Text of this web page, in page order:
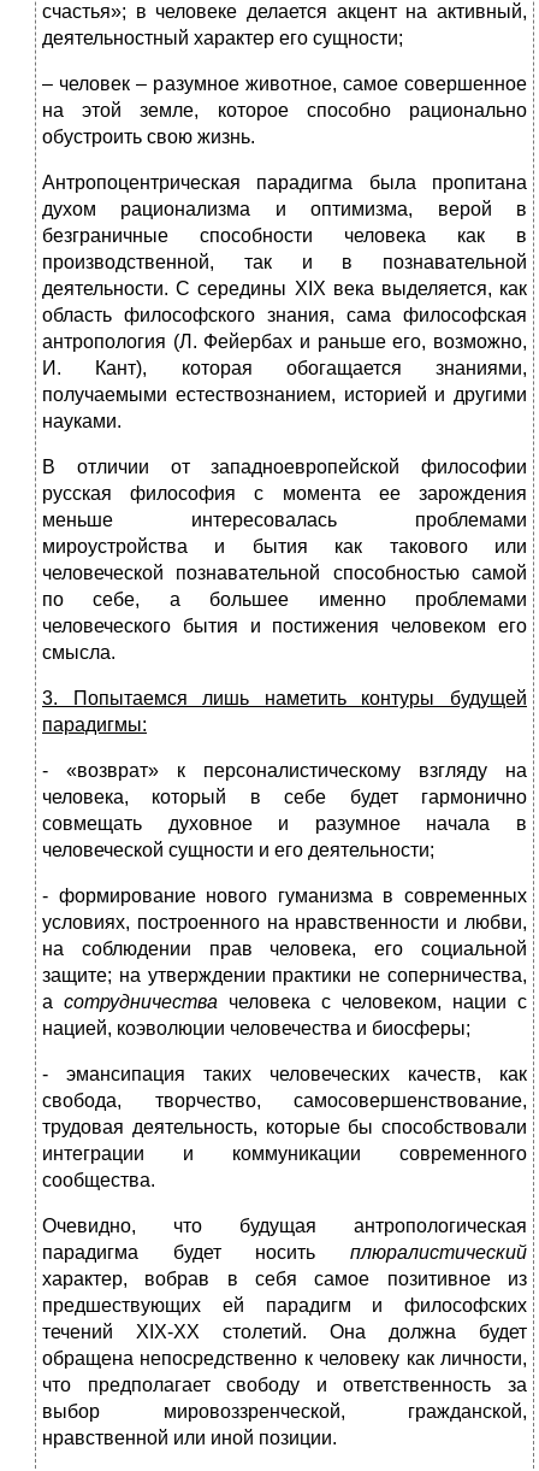
счастья»; в человеке делается акцент на активный,
деятельностный характер его сущности;
– человек – разумное животное, самое совершенное
на этой земле, которое способно рационально
обустроить свою жизнь.
Антропоцентрическая парадигма была пропитана
духом рационализма и оптимизма, верой в
безграничные способности человека как в
производственной, так и в познавательной
деятельности. С середины XIX века выделяется, как
область философского знания, сама философская
антропология (Л. Фейербах и раньше его, возможно,
И. Кант), которая обогащается знаниями,
получаемыми естествознанием, историей и другими
науками.
В отличии от западноевропейской философии
русская философия с момента ее зарождения
меньше интересовалась проблемами
мироустройства и бытия как такового или
человеческой познавательной способностью самой
по себе, а большее именно проблемами
человеческого бытия и постижения человеком его
смысла.
3. Попытаемся лишь наметить контуры будущей
парадигмы:
- «возврат» к персоналистическому взгляду на
человека, который в себе будет гармонично
совмещать духовное и разумное начала в
человеческой сущности и его деятельности;
- формирование нового гуманизма в современных
условиях, построенного на нравственности и любви,
на соблюдении прав человека, его социальной
защите; на утверждении практики не соперничества,
а сотрудничества человека с человеком, нации с
нацией, коэволюции человечества и биосферы;
- эмансипация таких человеческих качеств, как
свобода, творчество, самосовершенствование,
трудовая деятельность, которые бы способствовали
интеграции и коммуникации современного
сообщества.
Очевидно, что будущая антропологическая
парадигма будет носить плюралистический
характер, вобрав в себя самое позитивное из
предшествующих ей парадигм и философских
течений XIX-XX столетий. Она должна будет
обращена непосредственно к человеку как личности,
что предполагает свободу и ответственность за
выбор мировоззренческой, гражданской,
нравственной или иной позиции.